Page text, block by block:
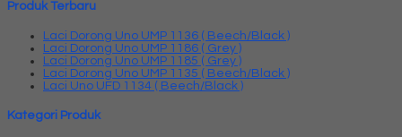
Produk Terbaru
Laci Dorong Uno UMP 1136 ( Beech/Black )
Laci Dorong Uno UMP 1186 ( Grey )
Laci Dorong Uno UMP 1185 ( Grey )
Laci Dorong Uno UMP 1135 ( Beech/Black )
Laci Uno UFD 1134 ( Beech/Black )
Kategori Produk